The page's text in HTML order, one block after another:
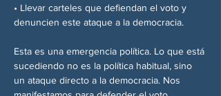
• Llevar carteles que defiendan el voto y
denuncien este ataque a la democracia.
Esta es una emergencia política. Lo que está
sucediendo no es la política habitual, sino
un ataque directo a la democracia. Nos